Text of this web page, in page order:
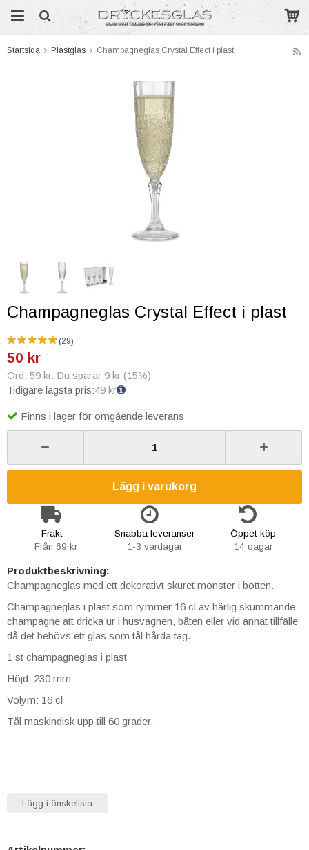
Startsida Plastglas Champagneglas Crystal Effect i plast
Champagneglas Crystal Effect i plast
(29)
50 kr
Ord. 59 kr. Du sparar 9 kr (15%)
Tidigare lägsta pris:49 kr
Finns i lager för omgående leverans
Lägg i varukorg
Frakt
Från 69 kr
Snabba leveranser
1-3 vardagar
Öppet köp
14 dagar
Produktbeskrivning:
Champagneglas med ett dekorativt skuret mönster i botten.
Champagneglas i plast som rymmer 16 cl av härlig skummande
champagne att dricka ur i husvagnen, båten eller vid annat tillfälle
då det behövs ett glas som tål hårda tag.
1 st champagneglas i plast
Höjd: 230 mm
Volym: 16 cl
Tål maskindisk upp till 60 grader.
Lägg i önskelista